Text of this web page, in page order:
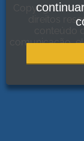
Copyright
direitos
conteúdo
comunicação,